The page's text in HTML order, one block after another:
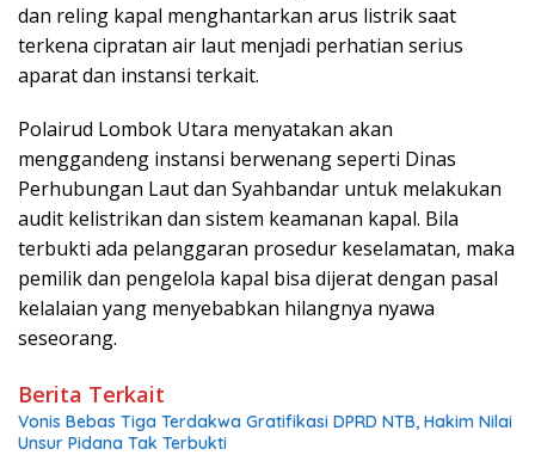
dan reling kapal menghantarkan arus listrik saat
terkena cipratan air laut menjadi perhatian serius
aparat dan instansi terkait.
Polairud Lombok Utara menyatakan akan
menggandeng instansi berwenang seperti Dinas
Perhubungan Laut dan Syahbandar untuk melakukan
audit kelistrikan dan sistem keamanan kapal. Bila
terbukti ada pelanggaran prosedur keselamatan, maka
pemilik dan pengelola kapal bisa dijerat dengan pasal
kelalaian yang menyebabkan hilangnya nyawa
seseorang.
Berita Terkait
Vonis Bebas Tiga Terdakwa Gratifikasi DPRD NTB, Hakim Nilai
Unsur Pidana Tak Terbukti